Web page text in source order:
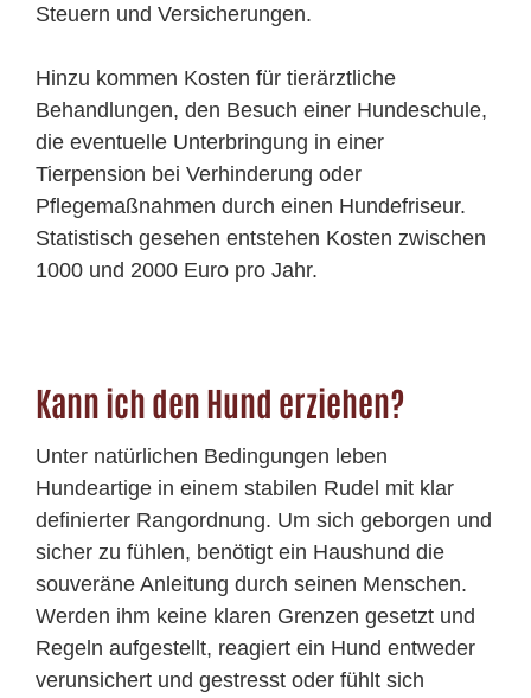
Steuern und Versicherungen.
Hinzu kommen Kosten für tierärztliche
Behandlungen, den Besuch einer Hundeschule,
die eventuelle Unterbringung in einer
Tierpension bei Verhinderung oder
Pflegemaßnahmen durch einen Hundefriseur.
Statistisch gesehen entstehen Kosten zwischen
1000 und 2000 Euro pro Jahr.
Kann ich den Hund erziehen?
Unter natürlichen Bedingungen leben
Hundeartige in einem stabilen Rudel mit klar
definierter Rangordnung. Um sich geborgen und
sicher zu fühlen, benötigt ein Haushund die
souveräne Anleitung durch seinen Menschen.
Werden ihm keine klaren Grenzen gesetzt und
Regeln aufgestellt, reagiert ein Hund entweder
verunsichert und gestresst oder fühlt sich